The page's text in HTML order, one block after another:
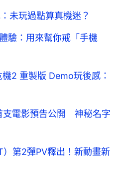
未玩過點算真機迷？
驗：用來幫你戒「手機
2 重製版 Demo玩後感：
支電影預告公開 神秘名字
第2彈PV釋出！新動畫新